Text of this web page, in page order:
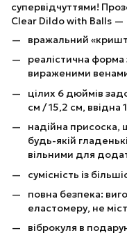
супервідчуттями!
Clear Dildo with Balls —
вражальний
реалістична
вираженими
цілих 6 дюймів
см / 15,2 см, ввідна
надійна присоска,
будь-якій
вільними для
сумісність із
повна безпека:
еластомеру, не
віброкуля в